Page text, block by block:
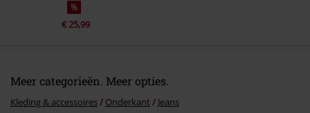
%
€ 25,99
Meer categorieën. Meer opties.
Kleding & accessoires Onderkant Jeans